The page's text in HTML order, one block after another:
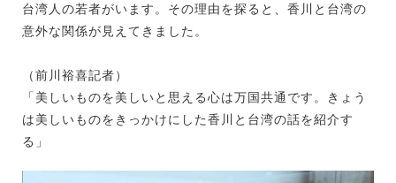
台湾人の若者がいます。その理由を探ると、香川と台湾の
意外な関係が見えてきました。
（前川裕喜記者）
「美しいものを美しいと思える心は万国共通です。きょう
は美しいものをきっかけにした香川と台湾の話を紹介す
る」